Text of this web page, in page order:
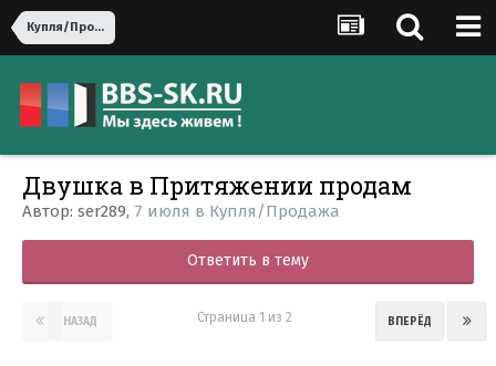
Купля/Продажа
Двушка в Притяжении продам
Автор: ser289, 7 июля в Купля/Продажа
Ответить в тему
НАЗАД ВПЕРЁД
Страница 1 из 2